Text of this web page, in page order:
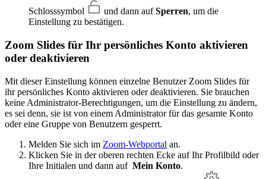
Schlosssymbol
und dann aufSperren, um die
Einstellung zu bestätigen.
Zoom Slides für Ihr persönliches Konto aktivieren
oder deaktivieren
Mit dieser Einstellung können einzelne Benutzer Zoom Slides für
ihr persönliches Konto aktivieren oder deaktivieren. Sie brauchen
keine Administrator-Berechtigungen, um die Einstellung zu ändern,
es sei denn, sie ist von einem Administrator für das gesamte Konto
oder eine Gruppe von Benutzern gesperrt.
Melden Sie sich im Zoom-Webportal an.
Klicken Sie in der oberen rechten Ecke auf Ihr Profilbild oder
Ihre Initialen und dann auf Mein Konto.